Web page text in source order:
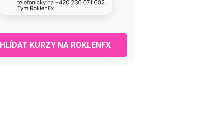
HLÍDAT KURZY NA ROKLENFX